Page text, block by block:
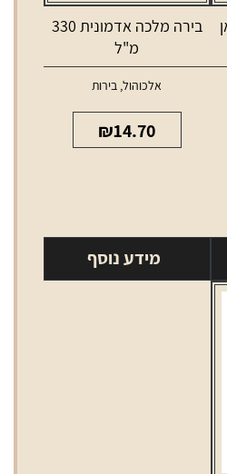
בירה מלכה אדמונית 330
מ"ל
אלכוהול, בירות
₪14.70
מידע נוסף